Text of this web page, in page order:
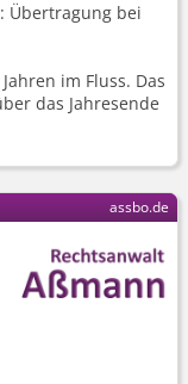
Übertragung bei
im Fluss. Das
das Jahresende
assbo.de